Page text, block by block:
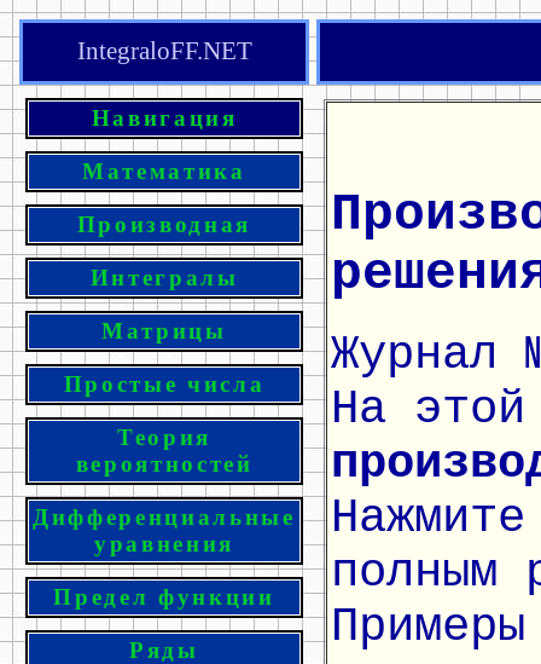
IntegraloFF.NET
Навигация
Математика
Производная
Интегралы
Матрицы
Простые числа
Теория
вероятностей
Дифференциальные
уравнения
Предел функции
Ряды
Журнал
На
полным